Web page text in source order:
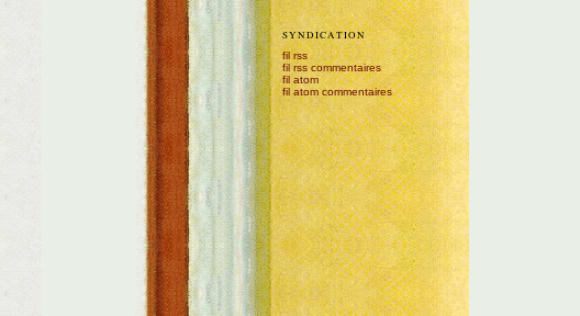
SYNDICATION
fil rss
fil rss commentaires
fil atom
fil atom commentaires